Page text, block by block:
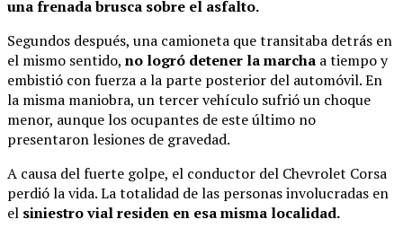
una frenada brusca sobre el asfalto.
Segundos después, una camioneta que transitaba detrás en
el mismo sentido, no logró detener la marcha a tiempo y
embistió con fuerza a la parte posterior del automóvil. En
la misma maniobra, un tercer vehículo sufrió un choque
menor, aunque los ocupantes de este último no
presentaron lesiones de gravedad.
A causa del fuerte golpe, el conductor del Chevrolet Corsa
perdió la vida. La totalidad de las personas involucradas en
el siniestro vial residen en esa misma localidad.